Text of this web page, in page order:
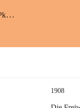
T2 Menschenrettung – Notlage Kleinkind in Pkw eingeschlossen
1908